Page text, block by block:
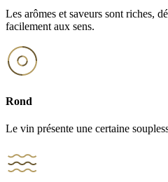
Les arômes et saveurs sont riches,
facilement aux sens.
Rond
Le vin présente une certaine